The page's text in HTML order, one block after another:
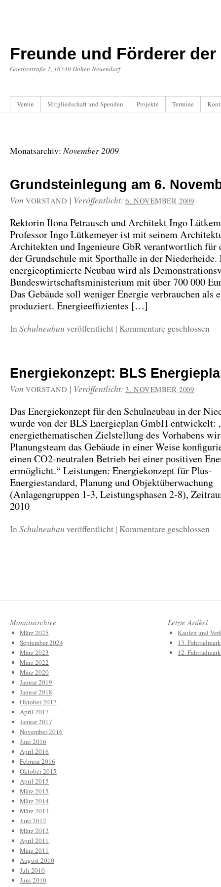
Freunde und Förderer
Goethestraße 1, 16540 Hohen Neuendorf
Verein Mitgliedschaft und Spenden Projekte Termine
Monatsarchiv:November 2009
Grundsteinlegung am 6.
Von VORSTAND | Veröffentlicht:6. NOVEMBER 2009
Rektorin Ilona Petrausch und Architekt Ingo
Professor Ingo Lütkemeyer ist mit seinem
Architekten und Ingenieure GbR verantwortlich für
der Grundschule mit Sporthalle in der Niederheide.
energieoptimierte Neubau wird als
Bundeswirtschaftsministerium mit über 700 000
Das Gebäude soll weniger Energie verbrauchen als
produziert. Energieeffizientes […]
InSchulneubau veröffentlicht | Kommentare geschlossen
Energiekonzept: BLS
Von VORSTAND | Veröffentlicht:3. NOVEMBER 2009
Das Energiekonzept für den Schulneubau in der
wurde von der BLS Energieplan GmbH entwickelt:
energiethematischen Zielstellung des Vorhabens
Planungsteam das Gebäude in einer Weise
einen CO2-neutralen Betrieb bei einer positiven
ermöglicht.“ Leistungen: Energiekonzept für Plus-
Energiestandard, Planung und Objektüberwachung
(Anlagengruppen 1-3, Leistungsphasen 2-8),
2010
InSchulneubau veröffentlicht | Kommentare geschlossen
Monatsarchive
März 2025
September 2024
März 2023
März 2022
März 2020
Januar 2019
Januar 2018
Oktober 2017
April 2017
Januar 2017
November 2016
Juni 2016
April 2016
Februar 2016
Oktober 2015
April 2015
März 2015
März 2014
März 2013
Juni 2012
März 2012
April 2011
März 2011
August 2010
Juli 2010
Juni 2010
Letzte Artikel
Kaufen und
13.
12.